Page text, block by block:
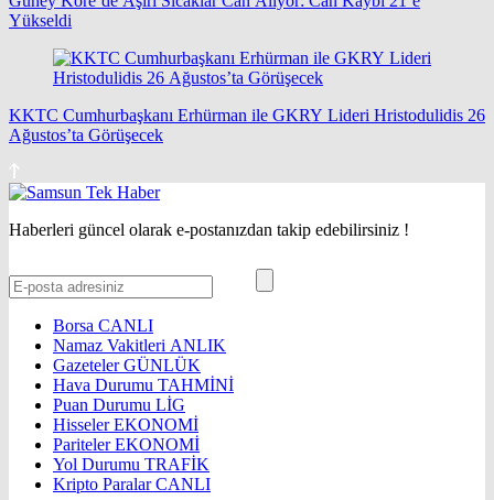
Yükseldi
KKTC Cumhurbaşkanı Erhürman ile GKRY Lideri Hristodulidis 26
Ağustos’ta Görüşecek
Haberleri güncel olarak e-postanızdan takip edebilirsiniz !
Borsa CANLI
Namaz Vakitleri ANLIK
GazetelerGÜNLÜK
Hava Durumu TAHMİNİ
Puan Durumu LİG
HisselerEKONOMİ
ParitelerEKONOMİ
Yol Durumu TRAFİK
Kripto ParalarCANLI